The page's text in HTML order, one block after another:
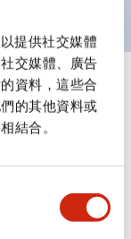
提供社交媒體
交媒體、廣告
資料，這些合
的其他資料或
結合。
顯示全部